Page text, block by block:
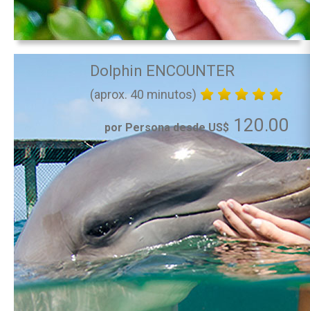
Dolphin ENCOUNTER
(aprox. 40 minutos)
por Persona desde US$ 120.00